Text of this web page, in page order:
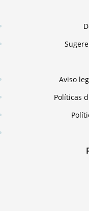
Aviso
Políticas